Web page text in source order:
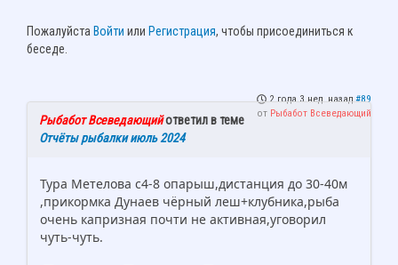
Пожалуйста Войти или Регистрация, чтобы присоединиться к
беседе.
2 года 3 нед. назад #89
от Рыбабот Всеведающий
Рыбабот Всеведающийответил в теме
Отчёты рыбалки июль 2024
Тура Метелова с4-8 опарыш,дистанция до 30-40м
,прикормка Дунаев чёрный леш+клубника,рыба
очень капризная почти не активная,уговорил
чуть-чуть.